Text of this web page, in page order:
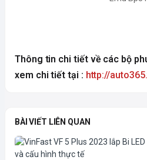
Thông tin chi tiết về các bộ
xem chi tiết tại : http://
BÀI VIẾT LIÊN QUAN